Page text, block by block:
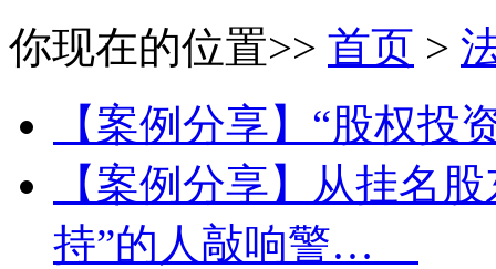
你现在的位置>> 首页 >
【案例分享】“股权
【案例分享】从挂名
持”的人敲响警…